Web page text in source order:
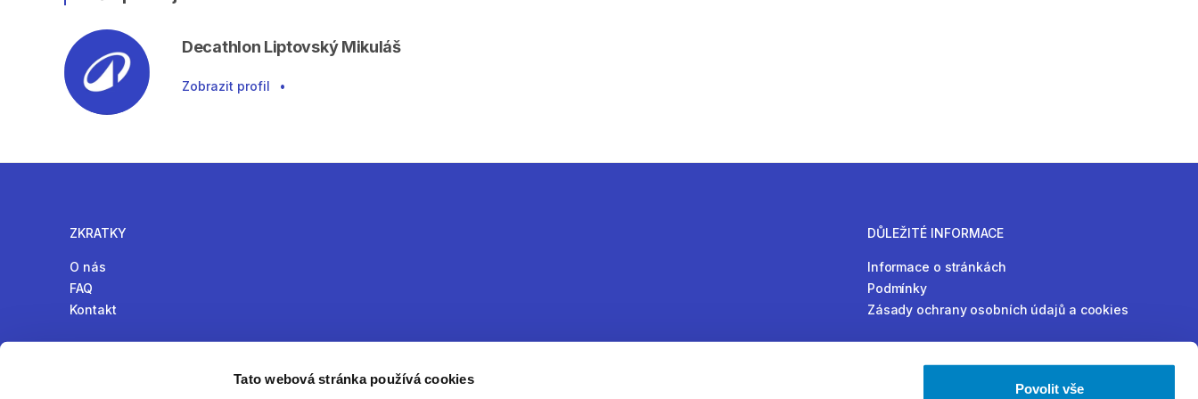
Tato webová stránka používá cookies
Povolit vše
Decathlon Liptovský Mikuláš
Zobrazit profil •
ZKRATKY
O nás
FAQ
Kontakt
DŮLEŽITÉ INFORMACE
Informace o stránkách
Podmínky
Zásady ochrany osobních údajů a cookies